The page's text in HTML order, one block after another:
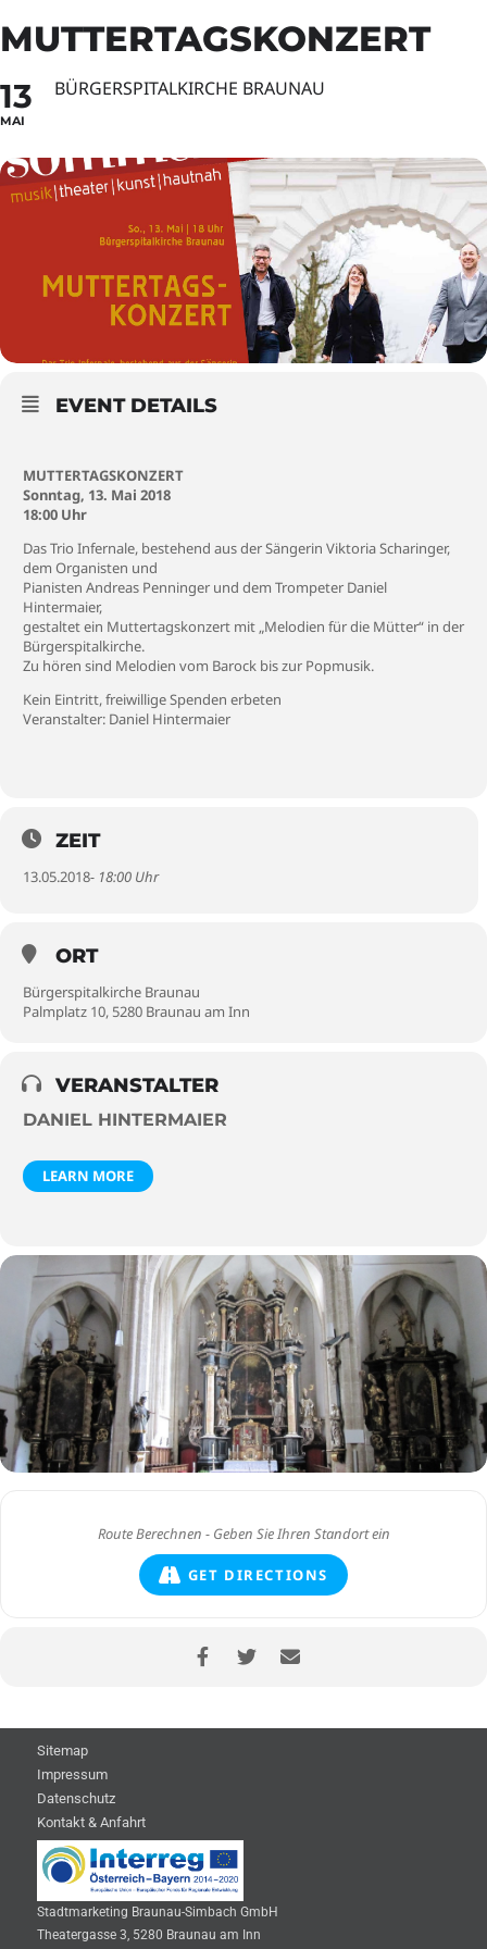
MUTTERTAGSKONZERT
13
MAI
BÜRGERSPITALKIRCHE BRAUNAU
EVENT DETAILS
MUTTERTAGSKONZERT
Sonntag, 13. Mai 2018
18:00 Uhr
Das Trio Infernale, bestehend aus der Sängerin Viktoria Scharinger,
dem Organisten und
Pianisten Andreas Penninger und dem Trompeter Daniel
Hintermaier,
gestaltet ein Muttertagskonzert mit „Melodien für die Mütter“ in der
Bürgerspitalkirche.
Zu hören sind Melodien vom Barock bis zur Popmusik.
Kein Eintritt, freiwillige Spenden erbeten
Veranstalter: Daniel Hintermaier
ZEIT
13.05.2018- 18:00 Uhr
ORT
Bürgerspitalkirche Braunau
Palmplatz 10, 5280 Braunau am Inn
VERANSTALTER
DANIEL HINTERMAIER
LEARN MORE
GET DIRECTIONS
Sitemap
Impressum
Datenschutz
Kontakt & Anfahrt
Stadtmarketing Braunau-Simbach GmbH
Theatergasse 3, 5280 Braunau am Inn